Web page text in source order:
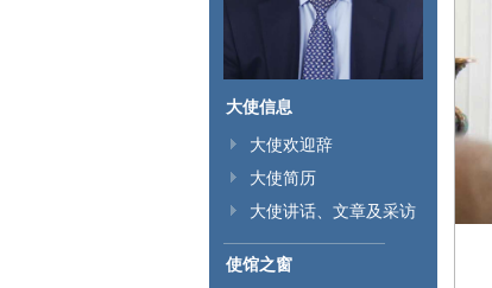
大使信息
大使欢迎辞
大使简历
大使讲话、文章及采访
使馆之窗